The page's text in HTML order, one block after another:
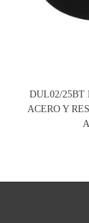
DUL02/25BT
ACERO Y